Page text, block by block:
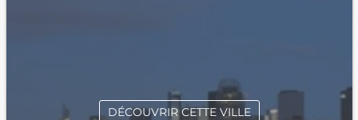
DÉCOUVRIR CETTE VILLE